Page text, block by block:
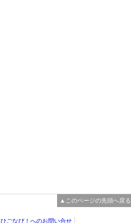
▲このページの先頭へ戻る
ひごなび！へのお問い合せ